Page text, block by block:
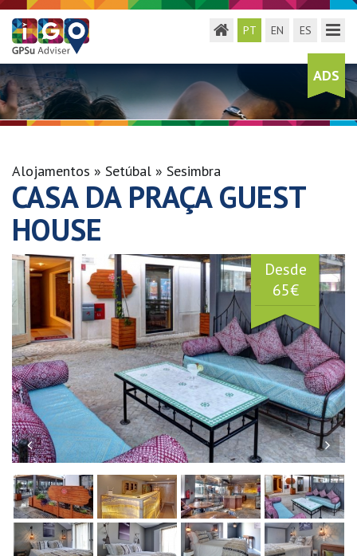
Toggle menu
PT EN ES
ADS
Alojamentos Setúbal Sesimbra
CASA DA PRAÇA GUEST
HOUSE
Desde
65€
Previous